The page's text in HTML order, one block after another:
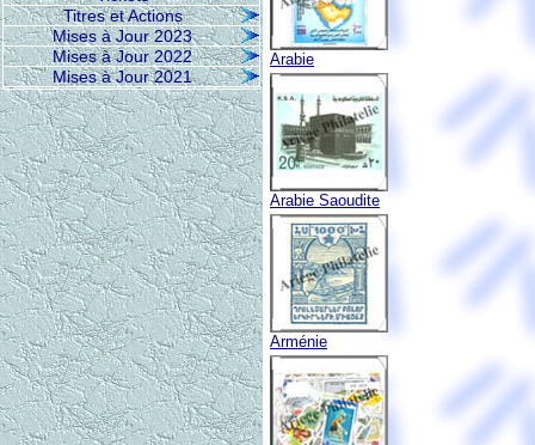
Titres et Actions
Mises à Jour 2023
Mises à Jour 2022
Mises à Jour 2021
Arabie
Arabie Saoudite
Arménie